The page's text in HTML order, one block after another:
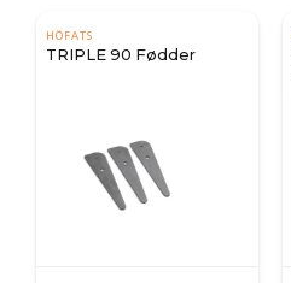
HÖFATS
TRIPLE 90 Fødder